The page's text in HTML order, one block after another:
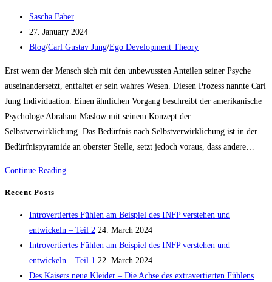
Post
author:
Sascha Faber
Post
published:
27. January 2024
Post
Blog/Carl Gustav Jung/Ego Development Theory
Erst wenn der Mensch sich mit den unbewussten Anteilen seiner Psyche
auseinandersetzt, entfaltet er sein wahres Wesen. Diesen Prozess nannte Carl
Jung Individuation. Einen ähnlichen Vorgang beschreibt der amerikanische
Psychologe Abraham Maslow mit seinem Konzept der
Selbstverwirklichung. Das Bedürfnis nach Selbstverwirklichung ist in der
Bedürfnispyramide an oberster Stelle, setzt jedoch voraus, dass andere…
Continue ReadingVom
Selbst
Recent Posts
Introvertiertes Fühlen am Beispiel des INFP verstehen und
entwickeln – Teil 2 24. March 2024
Introvertiertes Fühlen am Beispiel des INFP verstehen und
entwickeln – Teil 1 22. March 2024
Des Kaisers neue Kleider – Die Achse des extravertierten Fühlens